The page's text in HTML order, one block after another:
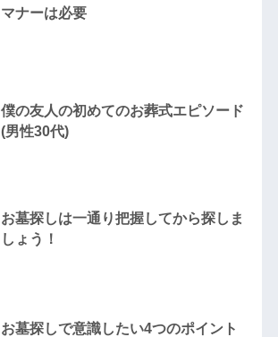
マナーは必要
僕の友人の初めてのお葬式エピソード
(男性30代)
お墓探しは一通り把握してから探しま
しょう！
お墓探しで意識したい4つのポイント